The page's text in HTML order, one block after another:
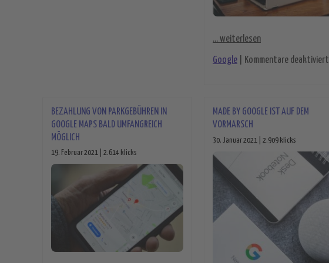
... weiterlesen
Google Kommentare deaktiviert
BEZAHLUNG VON PARKGEBÜHREN IN
GOOGLE MAPS BALD UMFANGREICH
MÖGLICH
19. Februar 2021 | 2.614 klicks
MADE BY GOOGLE IST AUF DEM
VORMARSCH
30. Januar 2021 | 2.909 klicks